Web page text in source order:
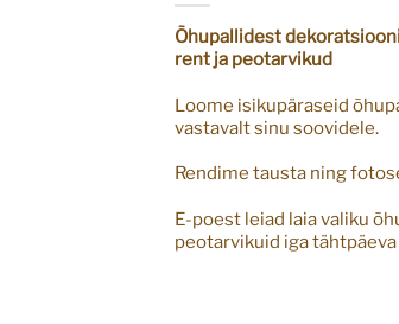
Õhupallidest
rent ja peotarvikud
Loome isikupäraseid
vastavalt sinu soovidele.
Rendime tausta ning
E-poest leiad laia valiku
peotarvikuid iga tähtpäeva